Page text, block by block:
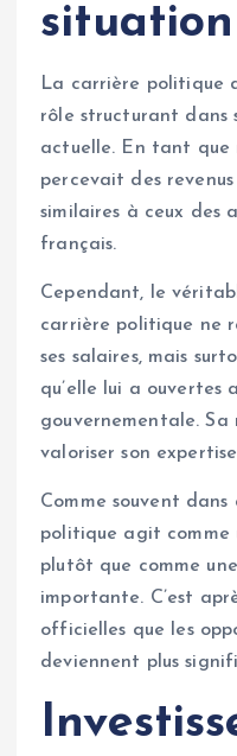
La carrière politique
rôle structurant dans
actuelle. En tant que
percevait des
similaires à ceux des
français.
Cependant, le
carrière politique ne
ses salaires, mais
qu’elle lui a ouvertes
gouvernementale.
valoriser son
Comme souvent
politique agit comme
plutôt que comme
importante. C’est
officielles que les
deviennent plus